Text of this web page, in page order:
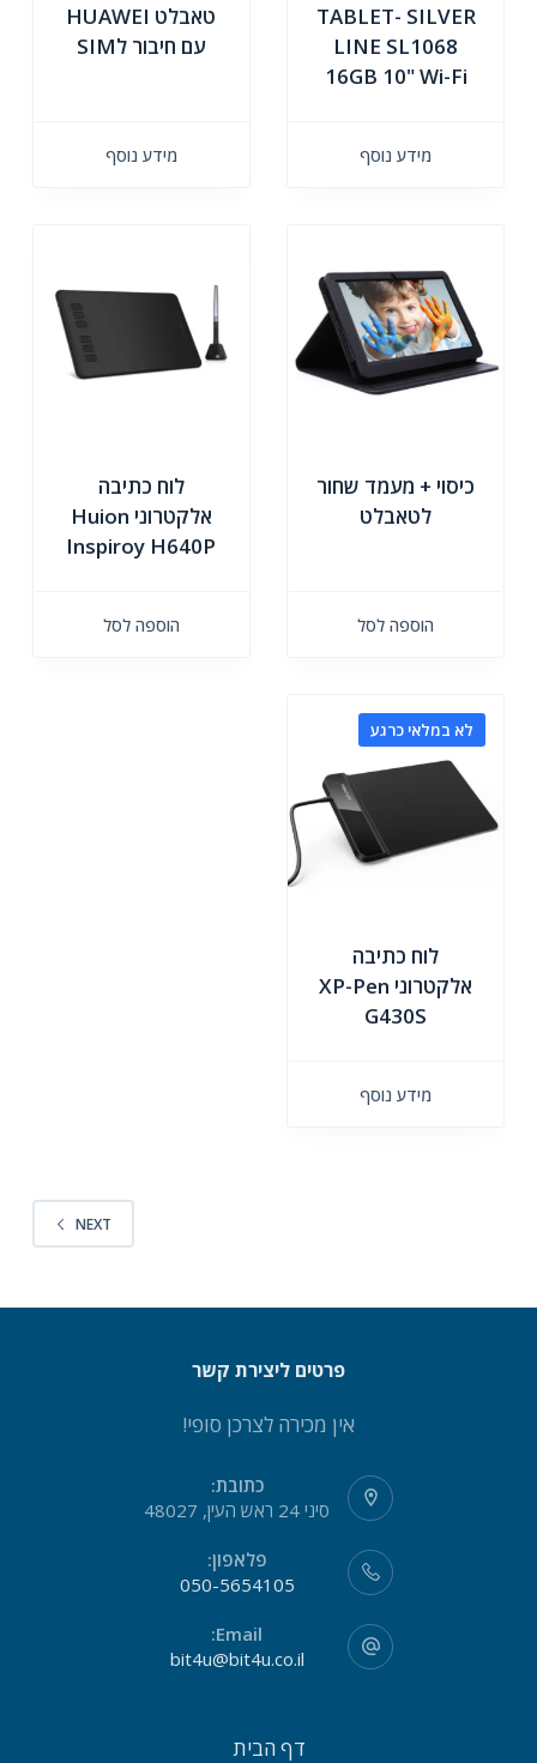
TABLET- SILVER
LINE SL1068
16GB 10" Wi-Fi
מידע נוסף
טאבלט HUAWEI
עם חיבור לSIM
מידע נוסף
כיסוי + מעמד שחור
לטאבלט
הוספה לסל
לוח כתיבה
אלקטרוני Huion
Inspiroy H640P
הוספה לסל
לא במלאי כרגע
לוח כתיבה
אלקטרוני XP-Pen
G430S
מידע נוסף
NEXT
פרטים ליצירת קשר
אין מכירה לצרכן סופי!
כתובת:
סיני 24 ראש העין, 48027
פלאפון:
050-5654105
Email:
bit4u@bit4u.co.il
דף הבית